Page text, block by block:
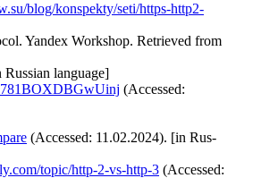
blog/konspekty/seti/https-http2-
Yandex Workshop. Retrieved from
language]
(Accessed:
(Accessed: 11.02.2024). [in Rus-
topic/http-2-vs-http-3 (Accessed: